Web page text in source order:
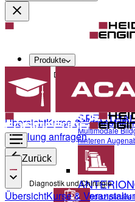
Produkte
Diagnostik und Chirurgie
Multimodale
hinteren
Multidisziplinäre
ÜbersichtKurse &
Schulung anfragen
Zurück
Diagnostik und Chirurgie
ÜbersichtKurse &